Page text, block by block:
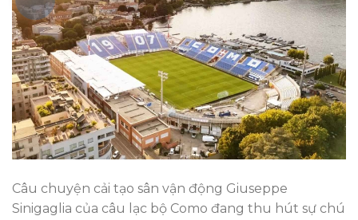
Câu chuyện cải tạo sân vận động Giuseppe
Sinigaglia của câu lạc bộ Como đang thu hút sự chú